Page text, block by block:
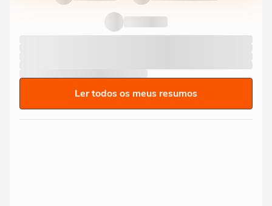
Ler todos os meus resumos